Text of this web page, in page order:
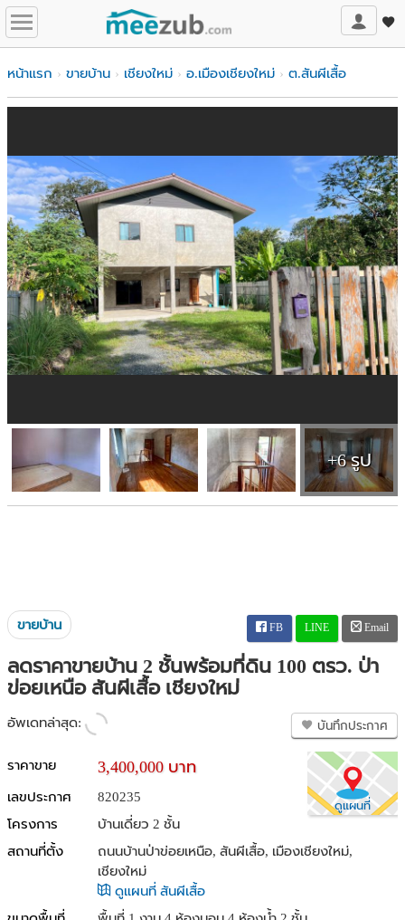
หน้าแรก ขายบ้าน เชียงใหม่ อ.เมืองเชียงใหม่ ต.สันผีเสื้อ
+6 รูป
ขายบ้าน FB LINE Email
ลดราคาขายบ้าน 2 ชั้นพร้อมที่ดิน 100 ตรว. ป่า
ข่อยเหนือ สันผีเสื้อ เชียงใหม่
อัพเดทล่าสุด: บันทึกประกาศ
ดูแผนที่
ราคาขาย 3,400,000 บาท
เลขประกาศ
820235
โครงการ
บ้านเดี่ยว 2 ชั้น
สถานที่ตั้ง
ถนนบ้านป่าข่อยเหนือ, สันผีเสื้อ, เมืองเชียงใหม่,
เชียงใหม่
ดูแผนที่ สันผีเสื้อ